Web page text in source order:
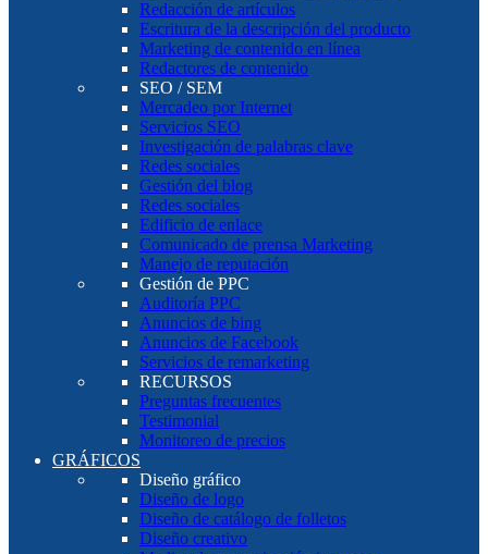
Redacción de artículos
Escritura de la descripción del producto
Marketing de contenido en línea
Redactores de contenido
SEO / SEM
Mercadeo por Internet
Servicios SEO
Investigación de palabras clave
Redes sociales
Gestión del blog
Redes sociales
Edificio de enlace
Comunicado de prensa Marketing
Manejo de reputación
Gestión de PPC
Auditoría PPC
Anuncios de bing
Anuncios de Facebook
Servicios de remarketing
RECURSOS
Preguntas frecuentes
Testimonial
Monitoreo de precios
GRÁFICOS
Diseño gráfico
Diseño de logo
Diseño de catálogo de folletos
Diseño creativo